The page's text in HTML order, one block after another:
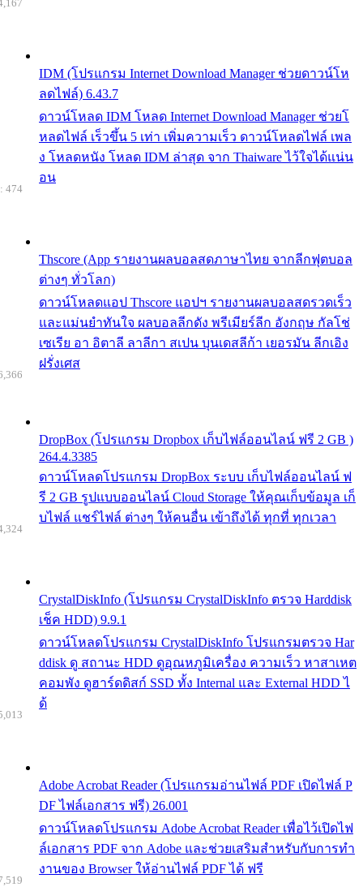
IDM (โปรแกรม Internet Download Manager ช่วยดาวน์โห
ลดไฟล์) 6.43.7
ดาวน์โหลด IDM โหลด Internet Download Manager ช่วยโ
หลดไฟล์ เร็วขึ้น 5 เท่า เพิ่มความเร็ว ดาวน์โหลดไฟล์ เพล
ง โหลดหนัง โหลด IDM ล่าสุด จาก Thaiware ไว้ใจได้แน่น
อน
Thscore (App รายงานผลบอลสดภาษาไทย จากลีกฟุตบอล
ต่างๆ ทั่วโลก)
ดาวน์โหลดแอป Thscore แอปฯ รายงานผลบอลสดรวดเร็ว
และแม่นยำทันใจ ผลบอลลีกดัง พรีเมียร์ลีก อังกฤษ กัลโช่
เซเรีย อา อิตาลี ลาลีกา สเปน บุนเดสลีก้า เยอรมัน ลีกเอิง
ฝรั่งเศส
474
DropBox (โปรแกรม Dropbox เก็บไฟล์ออนไลน์ ฟรี 2 GB )
264.4.3385
ดาวน์โหลดโปรแกรม DropBox ระบบ เก็บไฟล์ออนไลน์ ฟ
รี 2 GB รูปแบบออนไลน์ Cloud Storage ให้คุณเก็บข้อมูล เก็
บไฟล์ แชร์ไฟล์ ต่างๆ ให้คนอื่น เข้าถึงได้ ทุกที่ ทุกเวลา
CrystalDiskInfo (โปรแกรม CrystalDiskInfo ตรวจ Harddisk
เช็ค HDD) 9.9.1
ดาวน์โหลดโปรแกรม CrystalDiskInfo โปรแกรมตรวจ Har
ddisk ดู สถานะ HDD ดูอุณหภูมิเครื่อง ความเร็ว หาสาเหต
คอมพัง ดูฮาร์ดดิสก์ SSD ทั้ง Internal และ External HDD ไ
ด้
Adobe Acrobat Reader (โปรแกรมอ่านไฟล์ PDF เปิดไฟล์ P
DF ไฟล์เอกสาร ฟรี) 26.001
ดาวน์โหลดโปรแกรม Adobe Acrobat Reader เพื่อไว้เปิดไฟ
ล์เอกสาร PDF จาก Adobe และช่วยเสริมสำหรับกับการทำ
งานของ Browser ให้อ่านไฟล์ PDF ได้ ฟรี